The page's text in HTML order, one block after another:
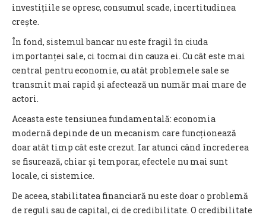
investițiile se opresc, consumul scade, incertitudinea
crește.
În fond, sistemul bancar nu este fragil în ciuda
importanței sale, ci tocmai din cauza ei. Cu cât este mai
central pentru economie, cu atât problemele sale se
transmit mai rapid și afectează un număr mai mare de
actori.
Aceasta este tensiunea fundamentală: economia
modernă depinde de un mecanism care funcționează
doar atât timp cât este crezut. Iar atunci când încrederea
se fisurează, chiar și temporar, efectele nu mai sunt
locale, ci sistemice.
De aceea, stabilitatea financiară nu este doar o problemă
de reguli sau de capital, ci de credibilitate. O credibilitate